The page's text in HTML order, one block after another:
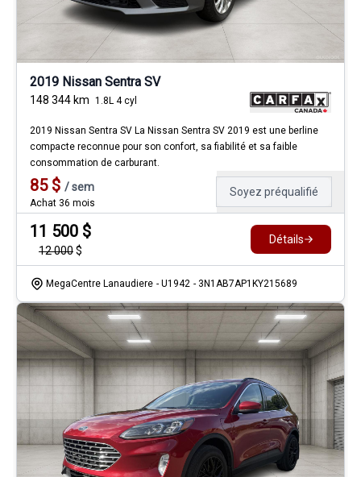
2019 Nissan Sentra SV
148 344 km 1.8L 4 cyl
2019 Nissan Sentra SV La Nissan Sentra SV 2019 est une berline
compacte reconnue pour son confort, sa fiabilité et sa faible
consommation de carburant.
85$ /sem
Achat 36 mois
Soyez préqualifié
11 500 $
12 000$
Détails
MegaCentre Lanaudiere - U1942 - 3N1AB7AP1KY215689